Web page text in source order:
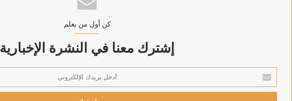
ترامب: سنضرب إيران بقوة وهم يعرفون ذلك
كن أول من يعلم
إشترك معنا في النشرة الإخبارية
بريدك
الإلكتروني